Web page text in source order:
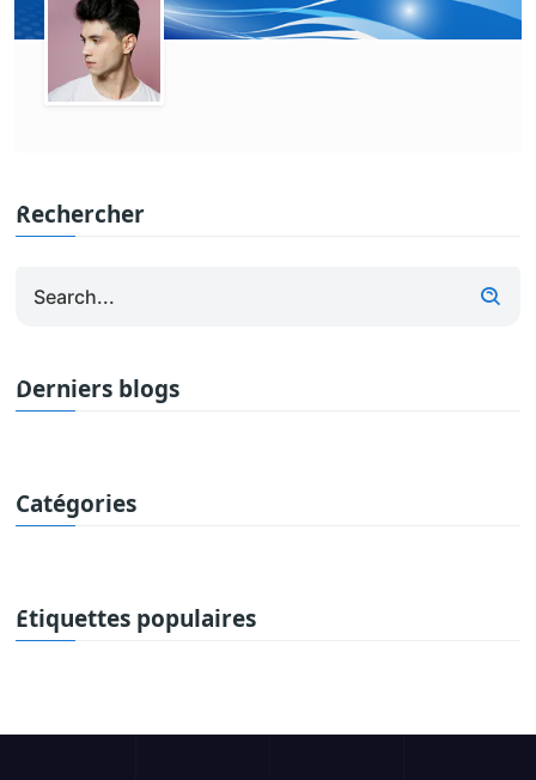
Rechercher
Derniers blogs
Catégories
Étiquettes populaires